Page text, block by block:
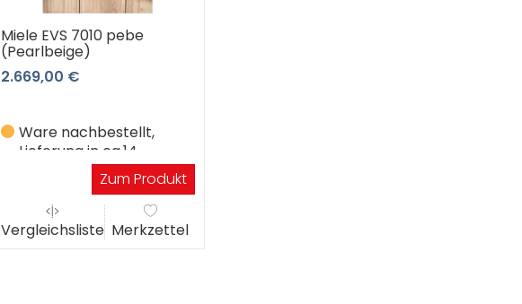
Miele EVS 7010 pebe
(Pearlbeige)
2.669,00 €
Ware nachbestellt,
Lieferung in ca.14
WerktagenZum Produkt
Vergleichsliste Merkzettel